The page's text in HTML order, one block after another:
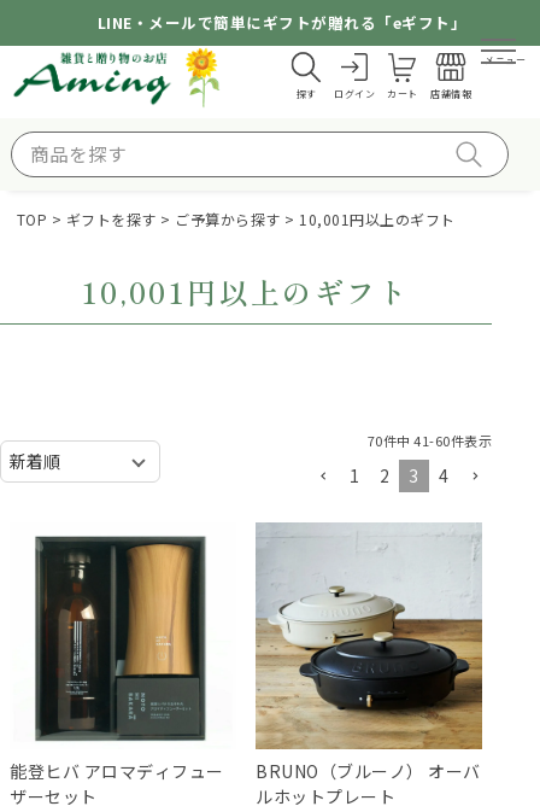
LINE・メールで簡単にギフトが贈れる「eギフト」
探す ログイン カート 店舗情報
メニュー
TOP ギフトを探す ご予算から探す 10,001円以上のギフト
10,001円以上のギフト
70件中 41-60件表示
1 2 3 4
能登ヒバ アロマディフュー
ザーセット
BRUNO（ブルーノ） オーバ
ルホットプレート